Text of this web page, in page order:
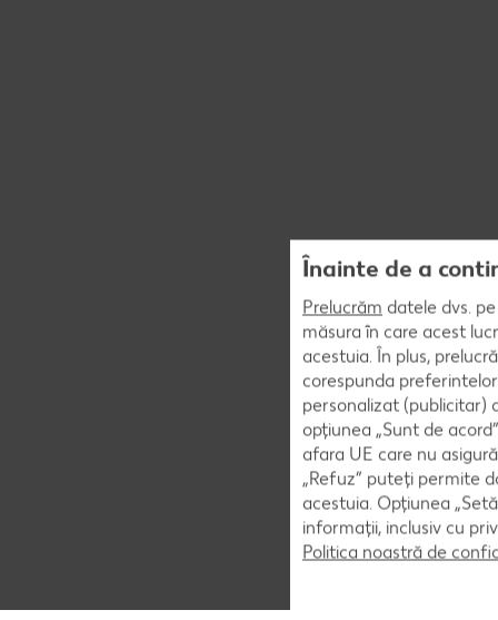
Înainte de a
Prelucrăm datele dvs.
măsura în care acest
acestuia. În plus,
corespunda
personalizat (publicitar)
opțiunea „Sunt de
afara UE care nu
„Refuz” puteți permite
acestuia. Opțiunea
informații, inclusiv cu
Politica noastră de